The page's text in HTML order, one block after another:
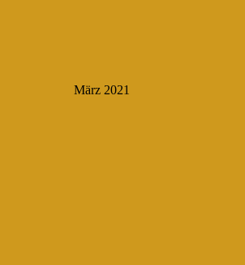
März 2021